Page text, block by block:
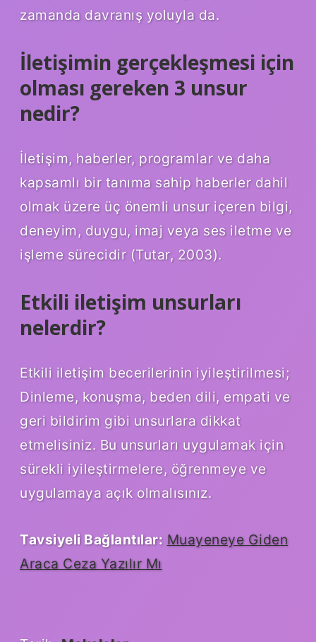
zamanda davranış yoluyla da.
İletişimin gerçekleşmesi için
olması gereken 3 unsur
nedir?
İletişim, haberler, programlar ve daha
kapsamlı bir tanıma sahip haberler dahil
olmak üzere üç önemli unsur içeren bilgi,
deneyim, duygu, imaj veya ses iletme ve
işleme sürecidir (Tutar, 2003).
Etkili iletişim unsurları
nelerdir?
Etkili iletişim becerilerinin iyileştirilmesi;
Dinleme, konuşma, beden dili, empati ve
geri bildirim gibi unsurlara dikkat
etmelisiniz. Bu unsurları uygulamak için
sürekli iyileştirmelere, öğrenmeye ve
uygulamaya açık olmalısınız.
Tavsiyeli Bağlantılar: Muayeneye Giden
Araca Ceza Yazılır Mı